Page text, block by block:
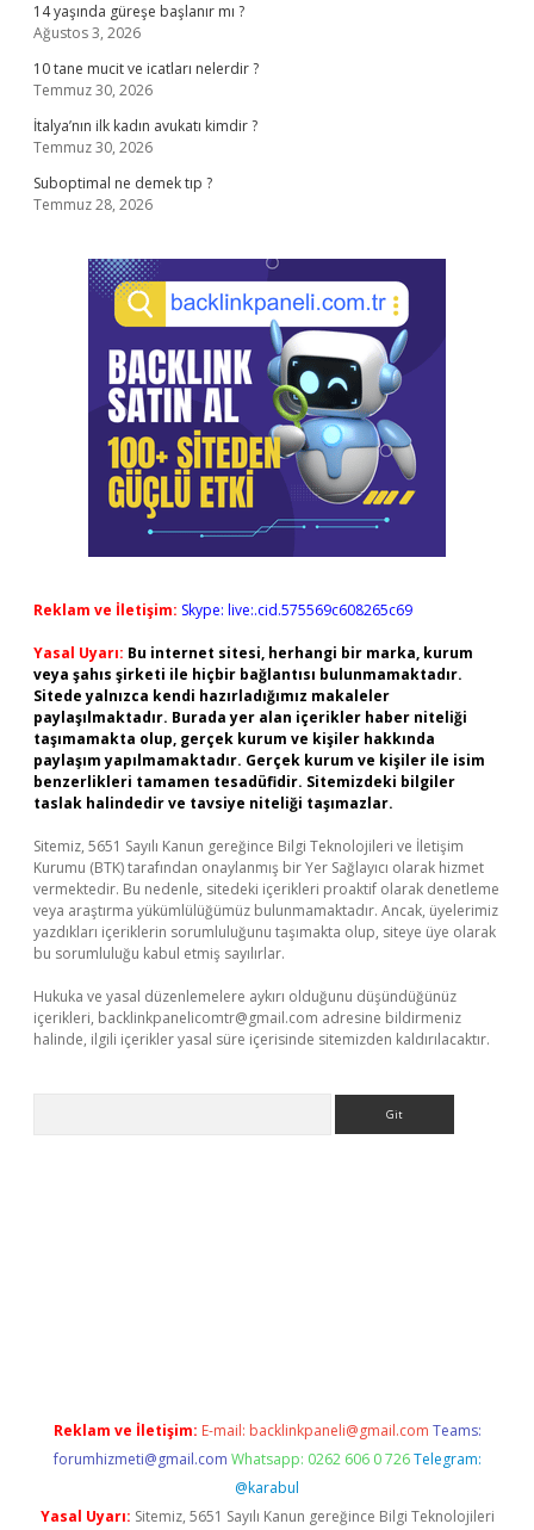
14 yaşında güreşe başlanır mı ?
Ağustos 3, 2026
10 tane mucit ve icatları nelerdir ?
Temmuz 30, 2026
İtalya’nın ilk kadın avukatı kimdir ?
Temmuz 30, 2026
Suboptimal ne demek tıp ?
Temmuz 28, 2026
Reklam ve İletişim: Skype: live:.cid.575569c608265c69
Yasal Uyarı: Bu internet sitesi, herhangi bir marka, kurum
veya şahıs şirketi ile hiçbir bağlantısı bulunmamaktadır.
Sitede yalnızca kendi hazırladığımız makaleler
paylaşılmaktadır. Burada yer alan içerikler haber niteliği
taşımamakta olup, gerçek kurum ve kişiler hakkında
paylaşım yapılmamaktadır. Gerçek kurum ve kişiler ile isim
benzerlikleri tamamen tesadüfidir. Sitemizdeki bilgiler
taslak halindedir ve tavsiye niteliği taşımazlar.
Sitemiz, 5651 Sayılı Kanun gereğince Bilgi Teknolojileri ve İletişim
Kurumu (BTK) tarafından onaylanmış bir Yer Sağlayıcı olarak hizmet
vermektedir. Bu nedenle, sitedeki içerikleri proaktif olarak denetleme
veya araştırma yükümlülüğümüz bulunmamaktadır. Ancak, üyelerimiz
yazdıkları içeriklerin sorumluluğunu taşımakta olup, siteye üye olarak
bu sorumluluğu kabul etmiş sayılırlar.
Hukuka ve yasal düzenlemelere aykırı olduğunu düşündüğünüz
içerikleri, backlinkpanelicomtr@gmail.com adresine bildirmeniz
halinde, ilgili içerikler yasal süre içerisinde sitemizden kaldırılacaktır.
Reklam ve İletişim: E-mail: backlinkpaneli@gmail.com Teams:
forumhizmeti@gmail.com Whatsapp: 0262 606 0 726 Telegram:
@karabul
Yasal Uyarı: Sitemiz, 5651 Sayılı Kanun gereğince Bilgi Teknolojileri